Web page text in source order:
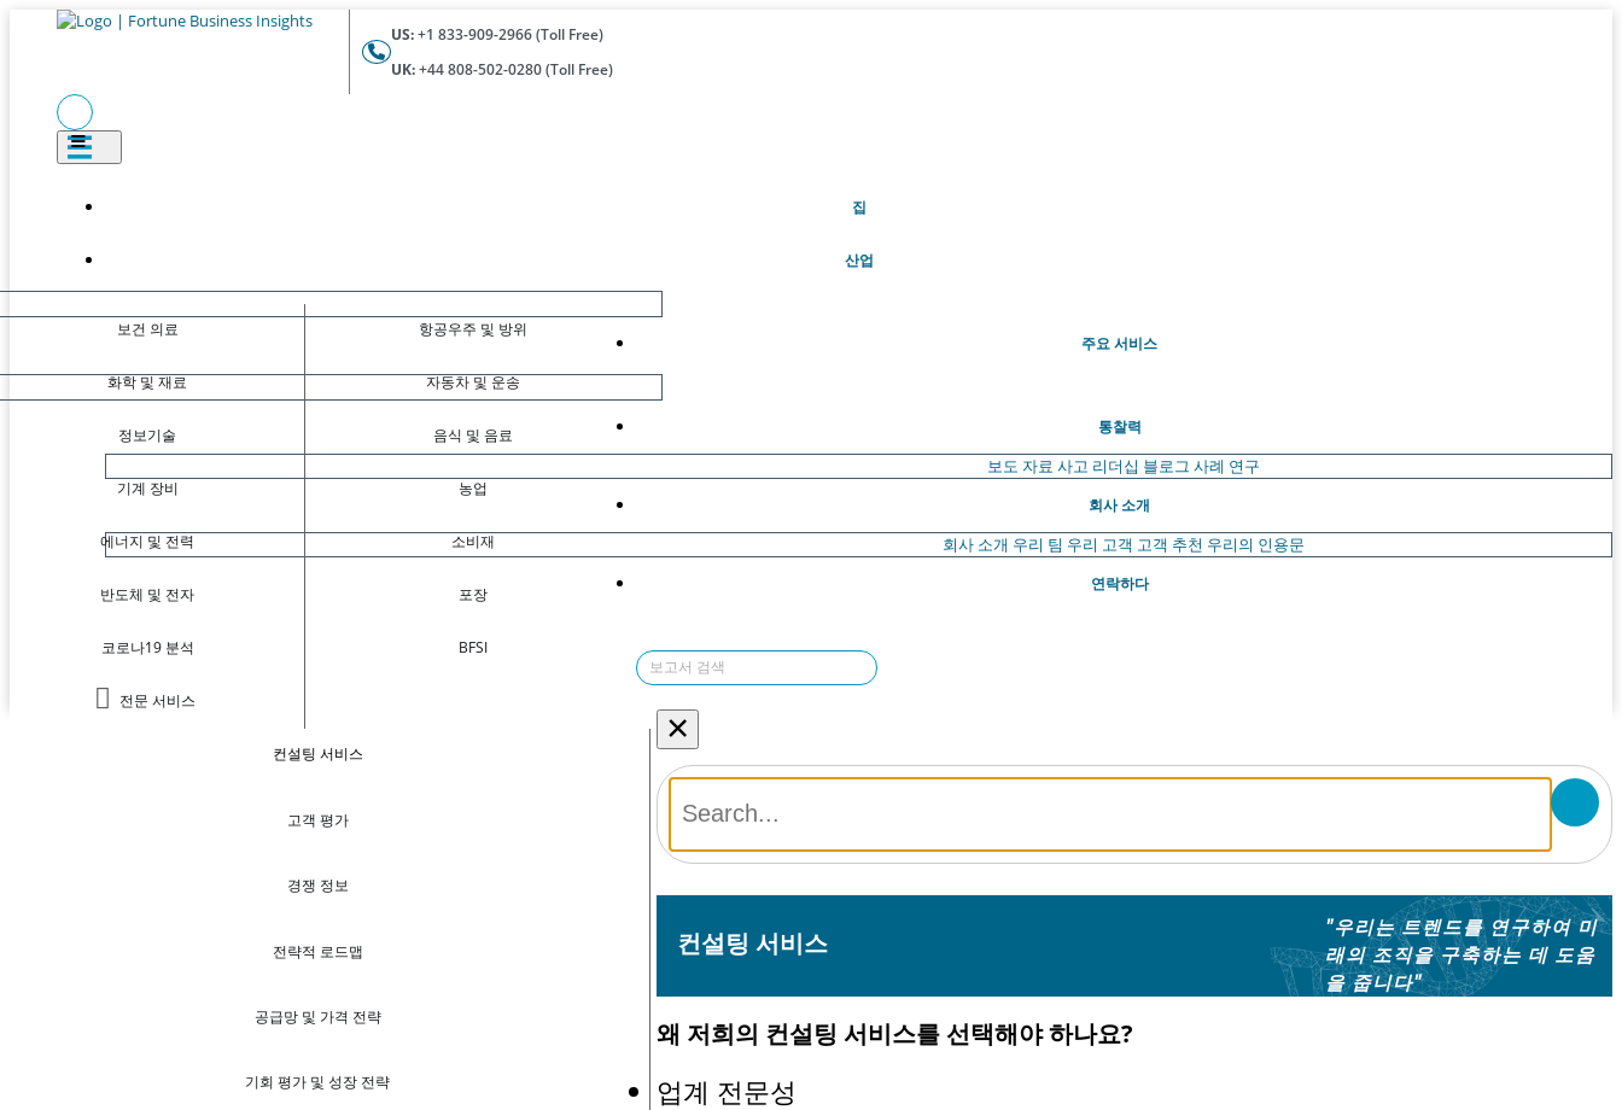
US:+1 833-909-2966 (Toll Free)
UK:+44 808-502-0280 (Toll Free)
집(현재의)
산업
보건 의료
화학 및 재료
정보기술
기계 장비
에너지 및 전력
반도체 및 전자
코로나19 분석
전문 서비스
항공우주 및 방위
자동차 및 운송
음식 및 음료
농업
소비재
포장
BFSI
주요 서비스
컨설팅 서비스
고객 평가
경쟁 정보
전략적 로드맵
공급망 및 가격 전략
기회 평가 및 성장 전략
통찰력
보도 자료 사고 리더십 블로그 사례 연구
회사 소개
회사 소개 우리 팀 우리 고객 고객 추천 우리의 인용문
연락하다
×
컨설팅 서비스
"우리는 트렌드를 연구하여 미
래의 조직을 구축하는 데 도움
을 줍니다"
왜 저희의 컨설팅 서비스를 선택해야 하나요?
업계 전문성